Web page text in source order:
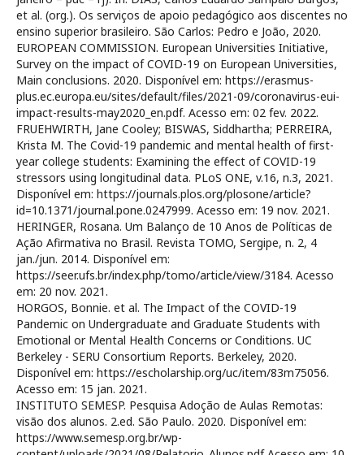
et al. (org.). Os serviços de apoio pedagógico aos discentes no
ensino superior brasileiro. São Carlos: Pedro e João, 2020.
EUROPEAN COMMISSION. European Universities Initiative,
Survey on the impact of COVID-19 on European Universities,
Main conclusions. 2020. Disponível em: https://erasmus-
plus.ec.europa.eu/sites/default/files/2021-09/coronavirus-eui-
impact-results-may2020_en.pdf. Acesso em: 02 fev. 2022.
FRUEHWIRTH, Jane Cooley; BISWAS, Siddhartha; PERREIRA,
Krista M. The Covid-19 pandemic and mental health of first-
year college students: Examining the effect of COVID-19
stressors using longitudinal data. PLoS ONE, v.16, n.3, 2021.
Disponível em: https://journals.plos.org/plosone/article?
id=10.1371/journal.pone.0247999. Acesso em: 19 nov. 2021.
HERINGER, Rosana. Um Balanço de 10 Anos de Políticas de
Ação Afirmativa no Brasil. Revista TOMO, Sergipe, n. 2, 4
jan./jun. 2014. Disponível em:
https://seer.ufs.br/index.php/tomo/article/view/3184. Acesso
em: 20 nov. 2021.
HORGOS, Bonnie. et al. The Impact of the COVID-19
Pandemic on Undergraduate and Graduate Students with
Emotional or Mental Health Concerns or Conditions. UC
Berkeley - SERU Consortium Reports. Berkeley, 2020.
Disponível em: https://escholarship.org/uc/item/83m75056.
Acesso em: 15 jan. 2021.
INSTITUTO SEMESP. Pesquisa Adoção de Aulas Remotas:
visão dos alunos. 2.ed. São Paulo. 2020. Disponível em:
https://www.semesp.org.br/wp-